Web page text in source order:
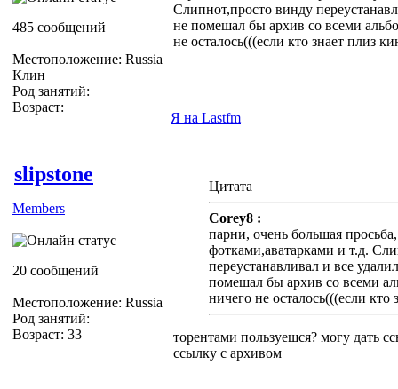
485 сообщений
Местоположение: Russia
Клин
Род занятий:
Возраст:
Слипнот,просто винду
не помешал бы архив со всеми
не осталось(((если кто знает плиз
Я на Lastfm
slipstone
Members
20 сообщений
Местоположение: Russia
Род занятий:
Возраст: 33
Цитата
Corey8 :
парни, очень большая
фотками,аватарками и т.д.
переустанавливал и все
помешал бы архив со всеми
ничего не осталось(((если кто
торентами пользуешся? могу дать
ссылку с архивом